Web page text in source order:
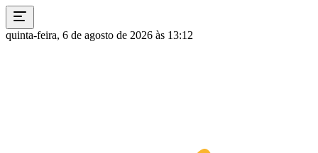
quinta-feira, 6 de agosto de 2026 às 13:12